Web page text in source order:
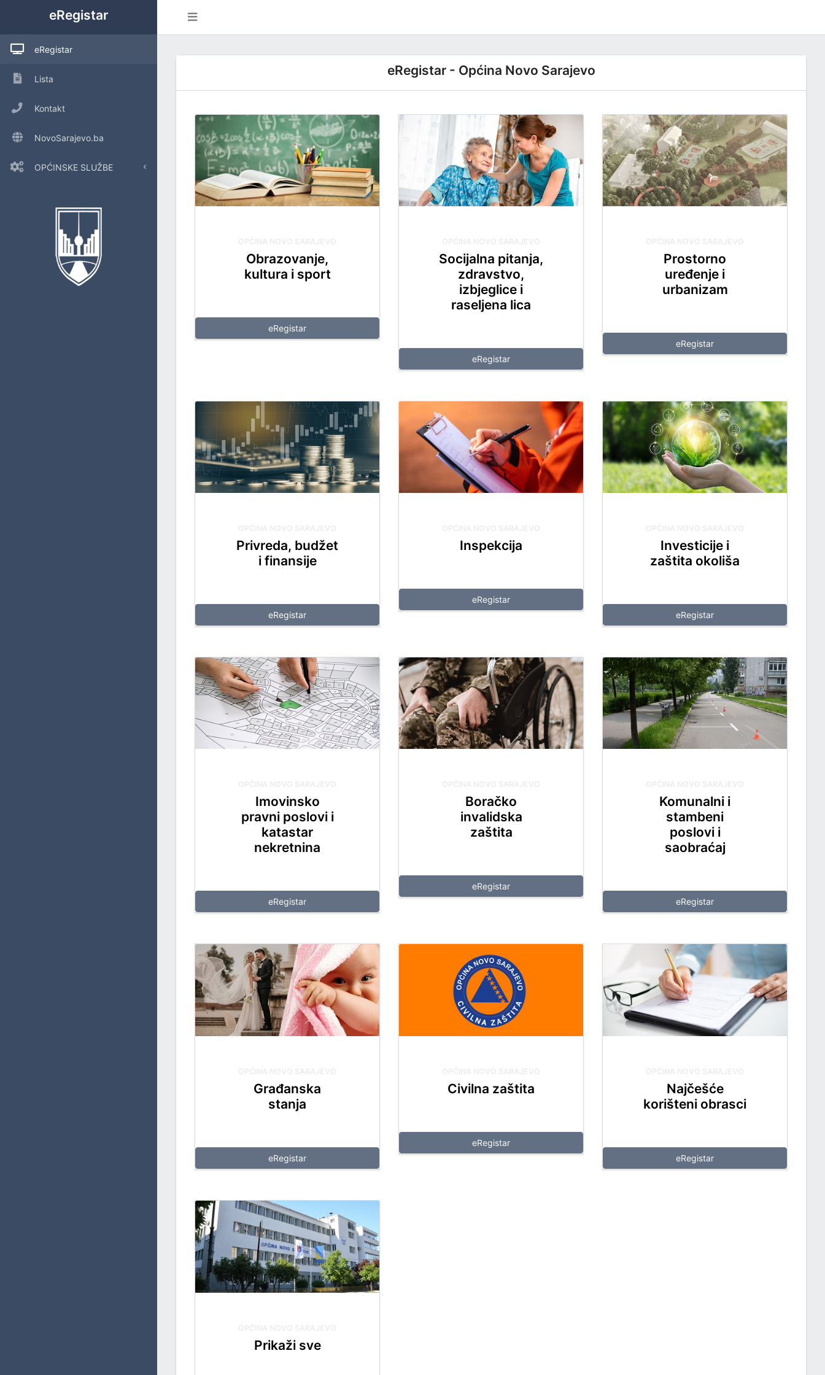
eRegistar
eRegistar
Lista
Kontakt
NovoSarajevo.ba
OPĆINSKE SLUŽBE
POSLOVE OPĆINSKOG VIJEĆA I LOKALNU SAMOUPRAVU
URED ZA INTERNU REVIZIJU
INSPEKCIJSKE POSLOVE
PRIVREDU, BUDŽET I FINANSIJE
IMOVINSKO-PRAVNE I GEODETSKE POSLOVE I KATASTAR NEKRETNINA
KOMUNALNE I STAMBENE POSLOVE I SAOBRAĆAJ
eRegistar - Općina Novo Sarajevo
Obrazovanje,
kultura i sport
eRegistar
Socijalna pitanja,
zdravstvo,
izbjeglice i
raseljena lica
eRegistar
Prostorno
uređenje i
urbanizam
eRegistar
Privreda, budžet
i finansije
eRegistar
Inspekcija
eRegistar
Investicije i
zaštita okoliša
eRegistar
Imovinsko
pravni poslovi i
katastar
nekretnina
eRegistar
Boračko
invalidska
zaštita
eRegistar
Komunalni i
stambeni
poslovi i
saobraćaj
eRegistar
Građanska
stanja
eRegistar
Civilna zaštita
eRegistar
Najčešće
korišteni obrasci
eRegistar
Prikaži sve